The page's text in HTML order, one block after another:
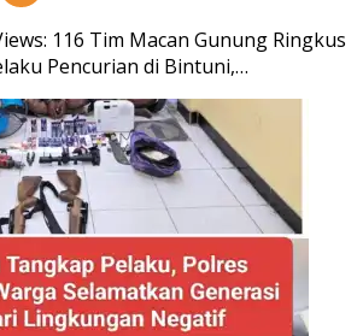
116 Tim Macan Gunung Ringkus
Pencurian di Bintuni,…